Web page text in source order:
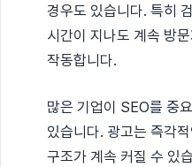
경우도 있습니다. 특히
시간이 지나도 계속 방
작동합니다.
많은 기업이 SEO를 중
있습니다. 광고는 즉각
구조가 계속 커질 수 있